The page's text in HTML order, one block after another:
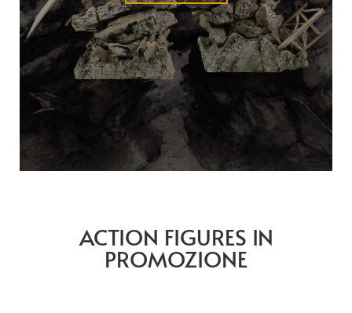
ACTION FIGURES IN
PROMOZIONE